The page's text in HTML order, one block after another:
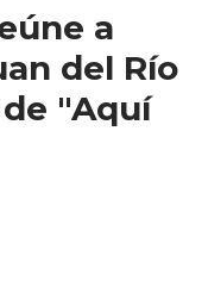
a
del Río
"Aquí